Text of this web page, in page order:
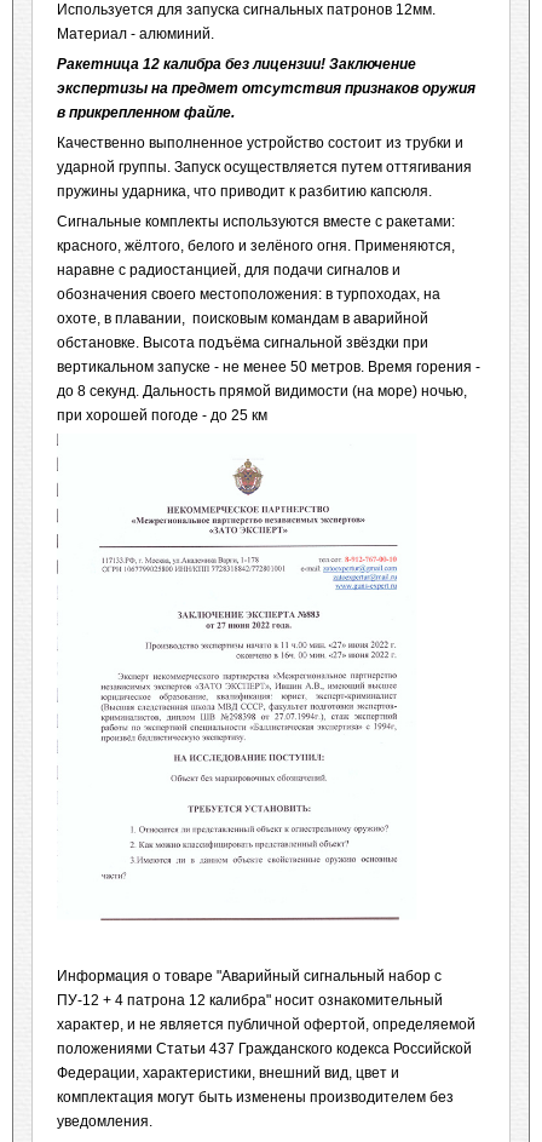
Используется для запуска сигнальных патронов 12мм.
Материал - алюминий.
Ракетница 12 калибра без лицензии! Заключение
экспертизы на предмет отсутствия признаков оружия
в прикрепленном файле.
Качественно выполненное устройство состоит из трубки и
ударной группы. Запуск осуществляется путем оттягивания
пружины ударника, что приводит к разбитию капсюля.
Сигнальные комплекты используются вместе с ракетами:
красного, жёлтого, белого и зелёного огня. Применяются,
наравне с радиостанцией, для подачи сигналов и
обозначения своего местоположения: в турпоходах, на
охоте, в плавании, поисковым командам в аварийной
обстановке. Высота подъёма сигнальной звёздки при
вертикальном запуске - не менее 50 метров. Время горения -
до 8 секунд. Дальность прямой видимости (на море) ночью,
при хорошей погоде - до 25 км
Информация о товаре "Аварийный сигнальный набор с
ПУ-12 + 4 патрона 12 калибра" носит ознакомительный
характер, и не является публичной офертой, определяемой
положениями Статьи 437 Гражданского кодекса Российской
Федерации, характеристики, внешний вид, цвет и
комплектация могут быть изменены производителем без
уведомления.